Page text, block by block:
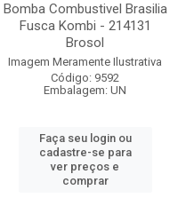
Bomba Combustivel Brasilia
Fusca Kombi - 214131
Brosol
Imagem Meramente Ilustrativa
Código: 9592
Embalagem: UN
Faça seu login ou
cadastre-se para
ver preços e
comprar